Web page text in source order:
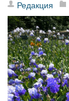
Редакция